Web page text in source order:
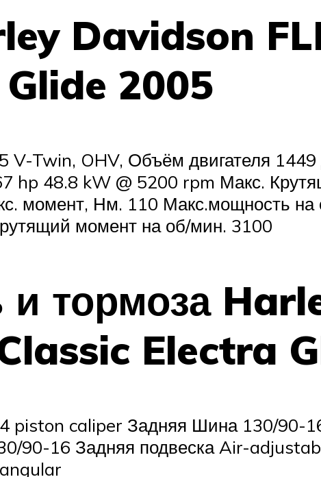
Davidson
2005
V-Twin, OHV, Объём двигателя
hp 48.8 kW @ 5200 rpm Макс.
момент, Нм. 110 Макс.мощность
момент на об/мин. 3100
и тормоза
Electra
piston caliper Задняя Шина 130/90-
90-16 Задняя подвеска Air-